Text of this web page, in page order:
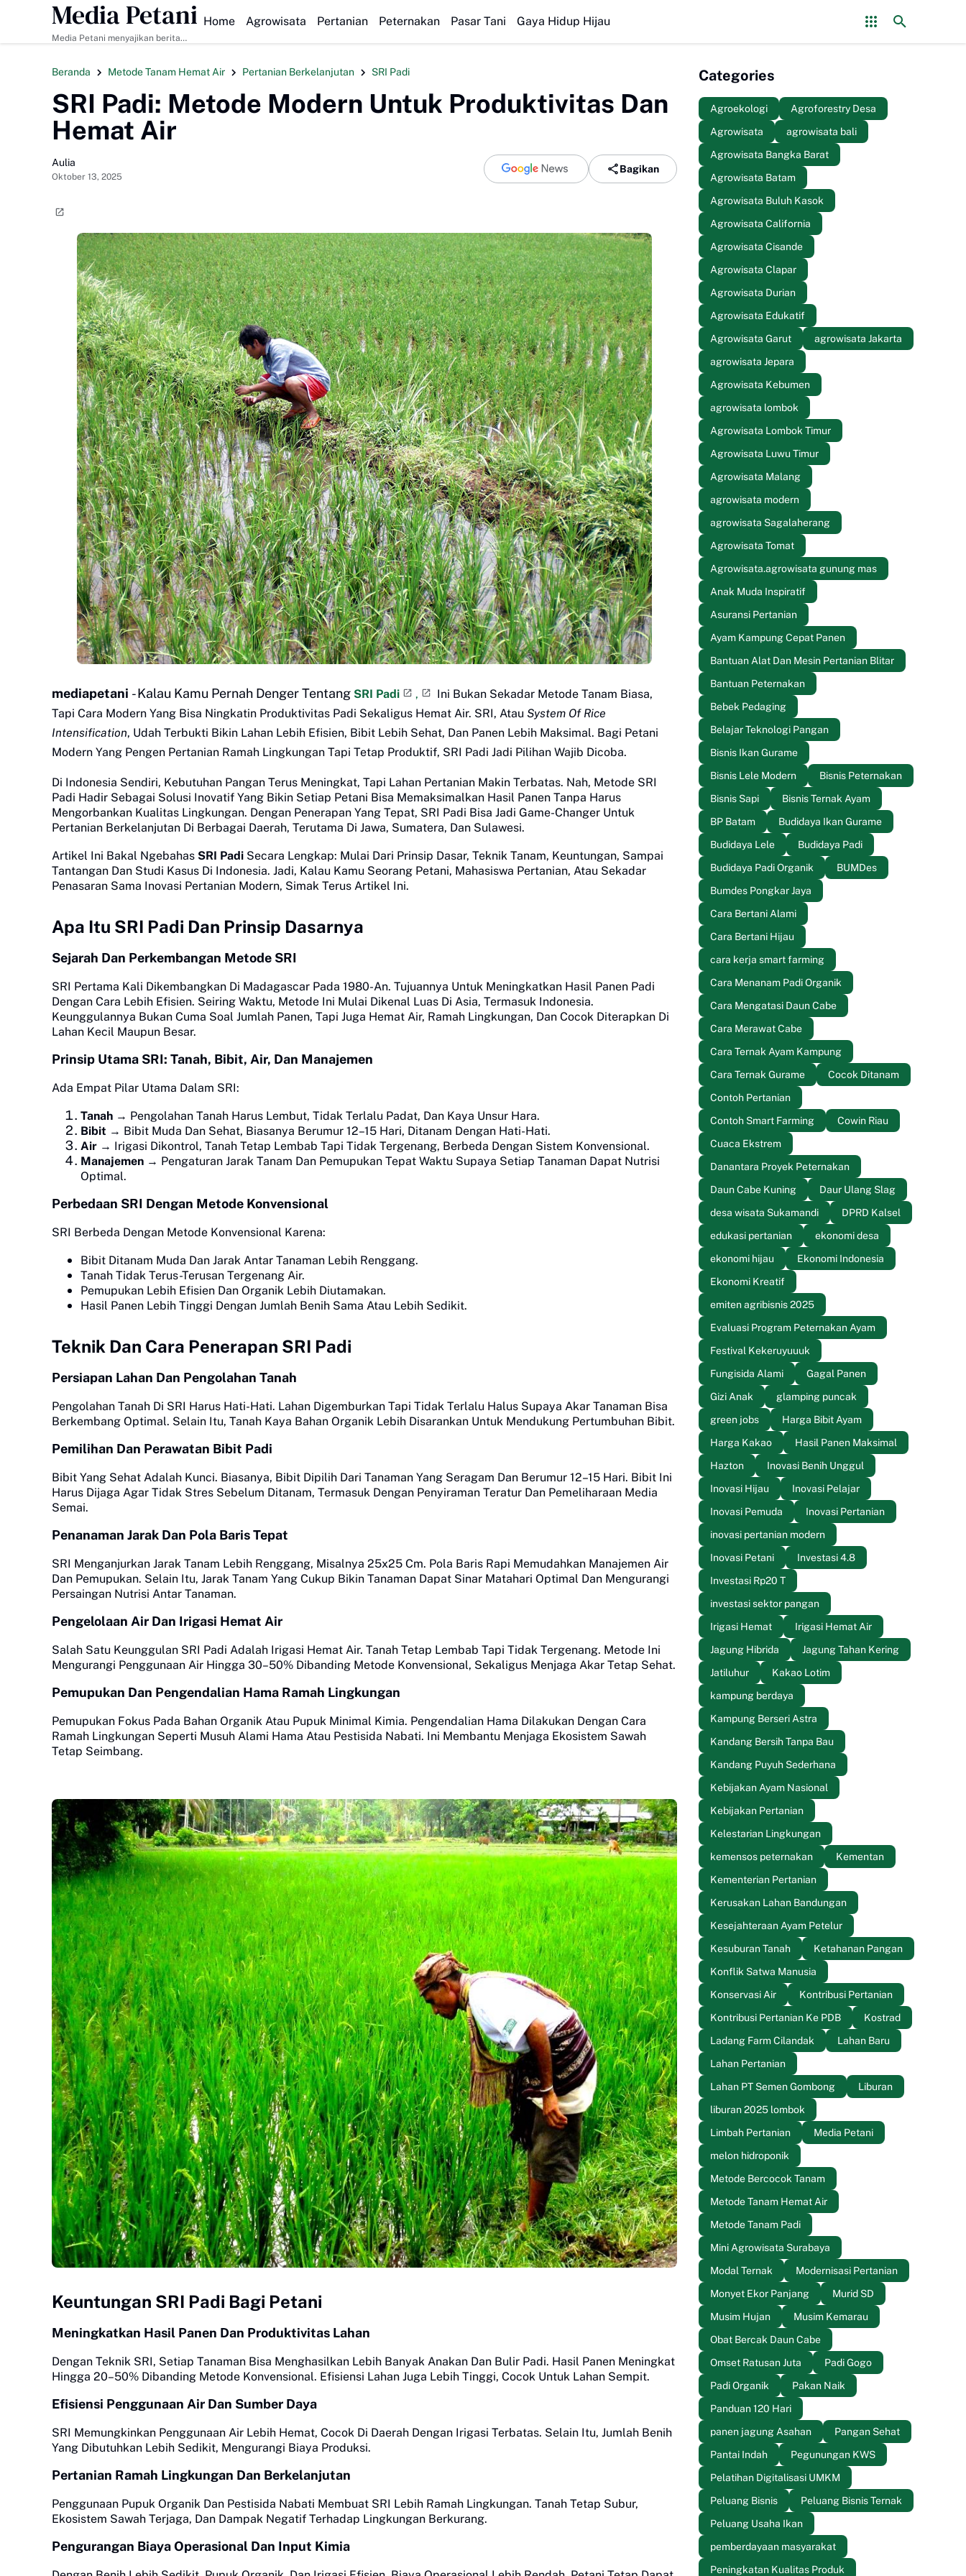
HEADLINE Diego Forlan Resmi Ditunjuk sebagai Pelatih Timnas Uruguay 2026年バリ島
Media Petani
Media Petani menyajikan berita
dan teknologi pertanian modern.
Home Agrowisata Pertanian Peternakan Pasar Tani Gaya Hidup Hijau
Beranda Metode Tanam Hemat Air Pertanian Berkelanjutan SRI Padi
SRI Padi: Metode Modern Untuk Produktivitas Dan
Hemat Air
Aulia
Oktober 13, 2025
Bagikan
mediapetani - Kalau Kamu Pernah Denger Tentang SRI Padi ,
Ini Bukan Sekadar Metode Tanam Biasa,
Tapi Cara Modern Yang Bisa Ningkatin Produktivitas Padi Sekaligus Hemat Air. SRI, Atau System Of Rice
Intensification, Udah Terbukti Bikin Lahan Lebih Efisien, Bibit Lebih Sehat, Dan Panen Lebih Maksimal. Bagi Petani
Modern Yang Pengen Pertanian Ramah Lingkungan Tapi Tetap Produktif, SRI Padi Jadi Pilihan Wajib Dicoba.
Di Indonesia Sendiri, Kebutuhan Pangan Terus Meningkat, Tapi Lahan Pertanian Makin Terbatas. Nah, Metode SRI
Padi Hadir Sebagai Solusi Inovatif Yang Bikin Setiap Petani Bisa Memaksimalkan Hasil Panen Tanpa Harus
Mengorbankan Kualitas Lingkungan. Dengan Penerapan Yang Tepat, SRI Padi Bisa Jadi Game-Changer Untuk
Pertanian Berkelanjutan Di Berbagai Daerah, Terutama Di Jawa, Sumatera, Dan Sulawesi.
Artikel Ini Bakal Ngebahas SRI Padi Secara Lengkap: Mulai Dari Prinsip Dasar, Teknik Tanam, Keuntungan, Sampai
Tantangan Dan Studi Kasus Di Indonesia. Jadi, Kalau Kamu Seorang Petani, Mahasiswa Pertanian, Atau Sekadar
Penasaran Sama Inovasi Pertanian Modern, Simak Terus Artikel Ini.
Apa Itu SRI Padi Dan Prinsip Dasarnya
Sejarah Dan Perkembangan Metode SRI
SRI Pertama Kali Dikembangkan Di Madagascar Pada 1980-An. Tujuannya Untuk Meningkatkan Hasil Panen Padi
Dengan Cara Lebih Efisien. Seiring Waktu, Metode Ini Mulai Dikenal Luas Di Asia, Termasuk Indonesia.
Keunggulannya Bukan Cuma Soal Jumlah Panen, Tapi Juga Hemat Air, Ramah Lingkungan, Dan Cocok Diterapkan Di
Lahan Kecil Maupun Besar.
Prinsip Utama SRI: Tanah, Bibit, Air, Dan Manajemen
Ada Empat Pilar Utama Dalam SRI:
Tanah → Pengolahan Tanah Harus Lembut, Tidak Terlalu Padat, Dan Kaya Unsur Hara.
Bibit → Bibit Muda Dan Sehat, Biasanya Berumur 12–15 Hari, Ditanam Dengan Hati-Hati.
Air → Irigasi Dikontrol, Tanah Tetap Lembab Tapi Tidak Tergenang, Berbeda Dengan Sistem Konvensional.
Manajemen → Pengaturan Jarak Tanam Dan Pemupukan Tepat Waktu Supaya Setiap Tanaman Dapat Nutrisi
Optimal.
Perbedaan SRI Dengan Metode Konvensional
SRI Berbeda Dengan Metode Konvensional Karena:
Bibit Ditanam Muda Dan Jarak Antar Tanaman Lebih Renggang.
Tanah Tidak Terus-Terusan Tergenang Air.
Pemupukan Lebih Efisien Dan Organik Lebih Diutamakan.
Hasil Panen Lebih Tinggi Dengan Jumlah Benih Sama Atau Lebih Sedikit.
Teknik Dan Cara Penerapan SRI Padi
Persiapan Lahan Dan Pengolahan Tanah
Pengolahan Tanah Di SRI Harus Hati-Hati. Lahan Digemburkan Tapi Tidak Terlalu Halus Supaya Akar Tanaman Bisa
Berkembang Optimal. Selain Itu, Tanah Kaya Bahan Organik Lebih Disarankan Untuk Mendukung Pertumbuhan Bibit.
Pemilihan Dan Perawatan Bibit Padi
Bibit Yang Sehat Adalah Kunci. Biasanya, Bibit Dipilih Dari Tanaman Yang Seragam Dan Berumur 12–15 Hari. Bibit Ini
Harus Dijaga Agar Tidak Stres Sebelum Ditanam, Termasuk Dengan Penyiraman Teratur Dan Pemeliharaan Media
Semai.
Penanaman Jarak Dan Pola Baris Tepat
SRI Menganjurkan Jarak Tanam Lebih Renggang, Misalnya 25x25 Cm. Pola Baris Rapi Memudahkan Manajemen Air
Dan Pemupukan. Selain Itu, Jarak Tanam Yang Cukup Bikin Tanaman Dapat Sinar Matahari Optimal Dan Mengurangi
Persaingan Nutrisi Antar Tanaman.
Pengelolaan Air Dan Irigasi Hemat Air
Salah Satu Keunggulan SRI Padi Adalah Irigasi Hemat Air. Tanah Tetap Lembab Tapi Tidak Tergenang. Metode Ini
Mengurangi Penggunaan Air Hingga 30–50% Dibanding Metode Konvensional, Sekaligus Menjaga Akar Tetap Sehat.
Pemupukan Dan Pengendalian Hama Ramah Lingkungan
Pemupukan Fokus Pada Bahan Organik Atau Pupuk Minimal Kimia. Pengendalian Hama Dilakukan Dengan Cara
Ramah Lingkungan Seperti Musuh Alami Hama Atau Pestisida Nabati. Ini Membantu Menjaga Ekosistem Sawah
Tetap Seimbang.
Keuntungan SRI Padi Bagi Petani
Meningkatkan Hasil Panen Dan Produktivitas Lahan
Dengan Teknik SRI, Setiap Tanaman Bisa Menghasilkan Lebih Banyak Anakan Dan Bulir Padi. Hasil Panen Meningkat
Hingga 20–50% Dibanding Metode Konvensional. Efisiensi Lahan Juga Lebih Tinggi, Cocok Untuk Lahan Sempit.
Efisiensi Penggunaan Air Dan Sumber Daya
SRI Memungkinkan Penggunaan Air Lebih Hemat, Cocok Di Daerah Dengan Irigasi Terbatas. Selain Itu, Jumlah Benih
Yang Dibutuhkan Lebih Sedikit, Mengurangi Biaya Produksi.
Pertanian Ramah Lingkungan Dan Berkelanjutan
Penggunaan Pupuk Organik Dan Pestisida Nabati Membuat SRI Lebih Ramah Lingkungan. Tanah Tetap Subur,
Ekosistem Sawah Terjaga, Dan Dampak Negatif Terhadap Lingkungan Berkurang.
Pengurangan Biaya Operasional Dan Input Kimia
Categories
Agroekologi
Agroforestry Desa
Agrowisata
agrowisata bali
Agrowisata Bangka Barat
Agrowisata Batam
Agrowisata Buluh Kasok
Agrowisata California
Agrowisata Cisande
Agrowisata Clapar
Agrowisata Durian
Agrowisata Edukatif
Agrowisata Garut
agrowisata Jakarta
agrowisata Jepara
Agrowisata Kebumen
agrowisata lombok
Agrowisata Lombok Timur
Agrowisata Luwu Timur
Agrowisata Malang
agrowisata modern
agrowisata Sagalaherang
Agrowisata Tomat
Agrowisata.agrowisata gunung mas
Anak Muda Inspiratif
Asuransi Pertanian
Ayam Kampung Cepat Panen
Bantuan Alat Dan Mesin Pertanian Blitar
Bantuan Peternakan
Bebek Pedaging
Belajar Teknologi Pangan
Bisnis Ikan Gurame
Bisnis Lele Modern
Bisnis Peternakan
Bisnis Sapi
Bisnis Ternak Ayam
BP Batam
Budidaya Ikan Gurame
Budidaya Lele
Budidaya Padi
Budidaya Padi Organik
BUMDes
Bumdes Pongkar Jaya
Cara Bertani Alami
Cara Bertani Hijau
cara kerja smart farming
Cara Menanam Padi Organik
Cara Mengatasi Daun Cabe
Cara Merawat Cabe
Cara Ternak Ayam Kampung
Cara Ternak Gurame
Cocok Ditanam
Contoh Pertanian
Contoh Smart Farming
Cowin Riau
Cuaca Ekstrem
Danantara Proyek Peternakan
Daun Cabe Kuning
Daur Ulang Slag
desa wisata Sukamandi
DPRD Kalsel
edukasi pertanian
ekonomi desa
ekonomi hijau
Ekonomi Indonesia
Ekonomi Kreatif
emiten agribisnis 2025
Evaluasi Program Peternakan Ayam
Festival Kekeruyuuuk
Fungisida Alami
Gagal Panen
Gizi Anak
glamping puncak
green jobs
Harga Bibit Ayam
Harga Kakao
Hasil Panen Maksimal
Hazton
Inovasi Benih Unggul
Inovasi Hijau
Inovasi Pelajar
Inovasi Pemuda
Inovasi Pertanian
inovasi pertanian modern
Inovasi Petani
Investasi 4.8
Investasi Rp20 T
investasi sektor pangan
Irigasi Hemat
Irigasi Hemat Air
Jagung Hibrida
Jagung Tahan Kering
Jatiluhur
Kakao Lotim
kampung berdaya
Kampung Berseri Astra
Kandang Bersih Tanpa Bau
Kandang Puyuh Sederhana
Kebijakan Ayam Nasional
Kebijakan Pertanian
Kelestarian Lingkungan
kemensos peternakan
Kementan
Kementerian Pertanian
Kerusakan Lahan Bandungan
Kesejahteraan Ayam Petelur
Kesuburan Tanah
Ketahanan Pangan
Konflik Satwa Manusia
Konservasi Air
Kontribusi Pertanian
Kontribusi Pertanian Ke PDB
Kostrad
Ladang Farm Cilandak
Lahan Baru
Lahan Pertanian
Lahan PT Semen Gombong
Liburan
liburan 2025 lombok
Limbah Pertanian
Media Petani
melon hidroponik
Metode Bercocok Tanam
Metode Tanam Hemat Air
Metode Tanam Padi
Mini Agrowisata Surabaya
Modal Ternak
Modernisasi Pertanian
Monyet Ekor Panjang
Murid SD
Musim Hujan
Musim Kemarau
Obat Bercak Daun Cabe
Omset Ratusan Juta
Padi Gogo
Padi Organik
Pakan Naik
Panduan 120 Hari
panen jagung Asahan
Pangan Sehat
Pantai Indah
Pegunungan KWS
Pelatihan Digitalisasi UMKM
Peluang Bisnis
Peluang Bisnis Ternak
Peluang Usaha Ikan
pemberdayaan masyarakat
Peningkatan Kualitas Produk